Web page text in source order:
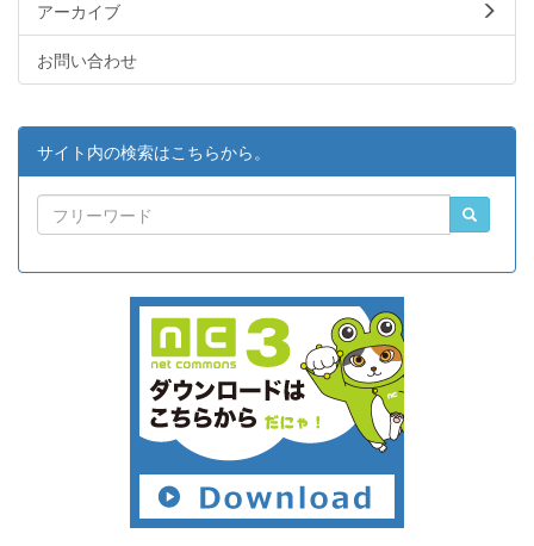
アーカイブ
お問い合わせ
サイト内の検索はこちらから。